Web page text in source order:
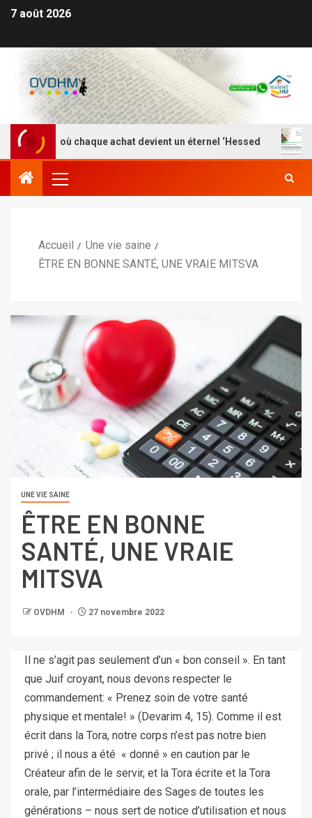
7 août 2026
– Là où chaque achat devient un éternel ‘Hessed
Accueil
Une vie saine
ÊTRE EN BONNE SANTÉ, UNE VRAIE MITSVA
UNE VIE SAINE
ÊTRE EN BONNE
SANTÉ, UNE VRAIE
MITSVA
OVDHM 27 novembre 2022
Il ne s’agit pas seulement d’un « bon conseil ». En tant
que Juif croyant, nous devons respecter le
commandement: « Prenez soin de votre santé
physique et mentale! » (Devarim 4, 15). Comme il est
écrit dans la Tora, notre corps n’est pas notre bien
privé ; il nous a été « donné » en caution par le
Créateur afin de le servir, et la Tora écrite et la Tora
orale, par l’intermédiaire des Sages de toutes les
générations – nous sert de notice d’utilisation et nous